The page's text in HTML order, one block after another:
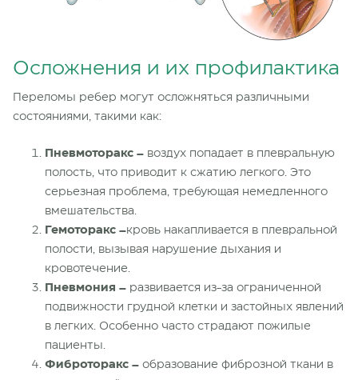
Осложнения и их профилактика
Переломы ребер могут осложняться различными
состояниями, такими как:
Пневмоторакс – воздух попадает в плевральную
полость, что приводит к сжатию легкого. Это
серьезная проблема, требующая немедленного
вмешательства.
Гемоторакс –кровь накапливается в плевральной
полости, вызывая нарушение дыхания и
кровотечение.
Пневмония – развивается из-за ограниченной
подвижности грудной клетки и застойных явлений
в легких. Особенно часто страдают пожилые
пациенты.
Фиброторакс – образование фиброзной ткани в